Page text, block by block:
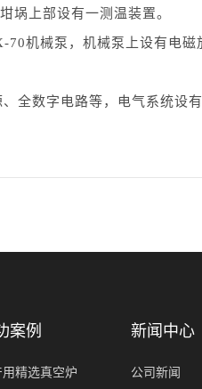
埚上部设有一测温装置。
机械泵，机械泵上设有电
全数字电路等，电气系统设
案例
用精选真空炉
新闻中心
公司新闻